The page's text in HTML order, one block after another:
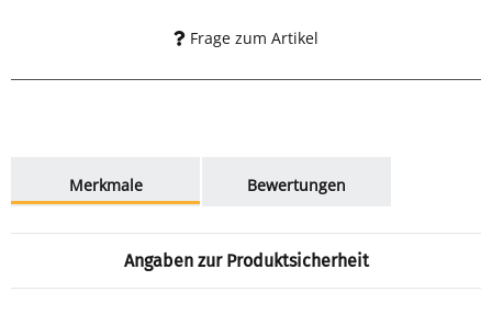
Frage zum Artikel
Merkmale
Bewertungen
Angaben zur Produktsicherheit